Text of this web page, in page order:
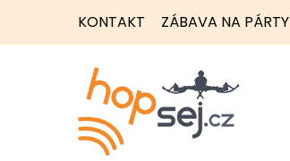
KONTAKT ZÁBAVA NA PÁRTY